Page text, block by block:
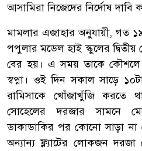
আসামিরা নিজেদের নির্দোষ দাবি
মামলার এজাহার অনুযায়ী, গত
পপুলার মডেল হাই স্কুলের দ্বিতীয়
বের হয়। এ সময় তাকে কৌশলে
স্বপ্না। ওই দিন সকাল সাড়ে
রামিসাকে খোঁজাখুঁজি করতে
সোহেলের দরজার সামনে
ডাকাডাকির পর কোনো সাড়া না
অন্যান্য ফ্ল্যাটের লোকজন